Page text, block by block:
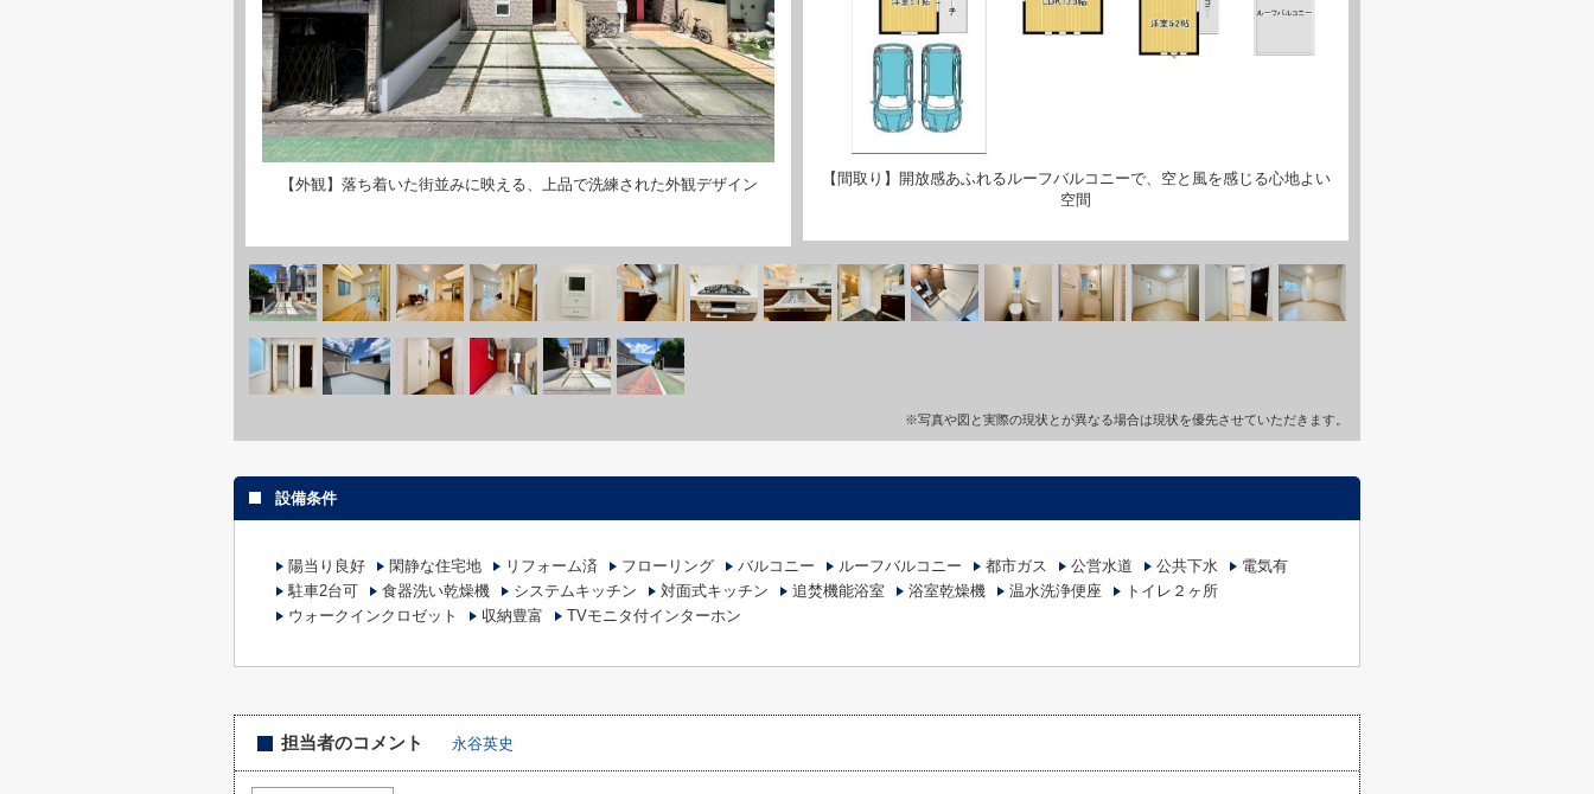
【外観】落ち着いた街並みに映える、上品で洗練された外観デザイン
【間取り】開放感あふれるルーフバルコニーで、空と風を感じる心地よい
空間
※写真や図と実際の現状とが異なる場合は現状を優先させていただきます。
設備条件
陽当り良好 閑静な住宅地 リフォーム済 フローリング バルコニー ルーフバルコニー 都市ガス 公営水道 公共下水
電気有
駐車2台可
食器洗い乾燥機 システムキッチン 対面式キッチン 追焚機能浴室 浴室乾燥機 温水洗浄便座
トイレ２ヶ所
ウォークインクロゼット
収納豊富 TVモニタ付インターホン
担当者のコメント 永谷英史